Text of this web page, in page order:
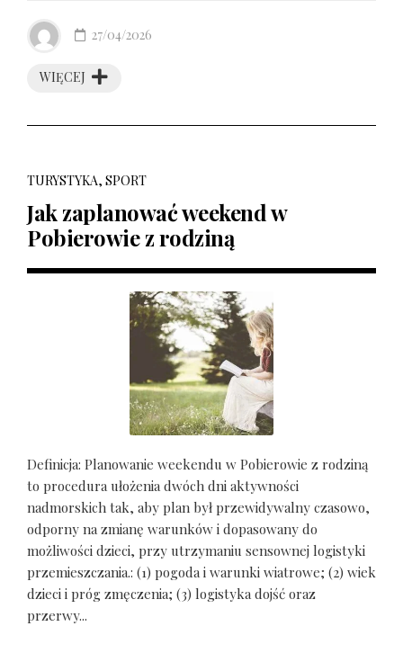
WIĘCEJ
27/04/2026
TURYSTYKA, SPORT
Jak zaplanować weekend w
Pobierowie z rodziną
Definicja: Planowanie weekendu w Pobierowie z rodziną
to procedura ułożenia dwóch dni aktywności
nadmorskich tak, aby plan był przewidywalny czasowo,
odporny na zmianę warunków i dopasowany do
możliwości dzieci, przy utrzymaniu sensownej logistyki
przemieszczania.: (1) pogoda i warunki wiatrowe; (2) wiek
dzieci i próg zmęczenia; (3) logistyka dojść oraz
przerwy...